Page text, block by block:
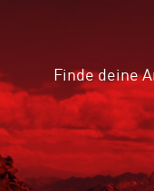
Finde deine